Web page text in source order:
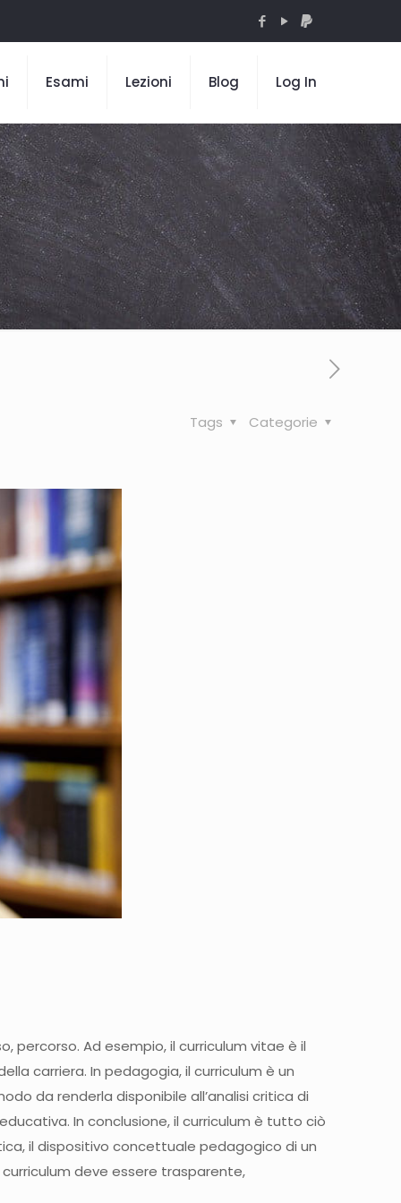
Esami Lezioni Blog Log In
Categorie
Tags
percorso. Ad esempio, il curriculum vitae è il
carriera. In pedagogia, il curriculum è un
da renderla disponibile all’analisi critica di
In conclusione, il curriculum è tutto ciò
il dispositivo concettuale pedagogico di un
deve essere trasparente,